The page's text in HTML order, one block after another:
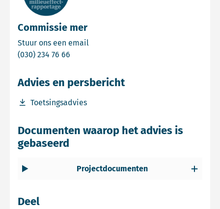
Commissie mer
Stuur ons een email
(030) 234 76 66
Advies en persbericht
Toetsingsadvies
Download bestand Toetsingsadvies
Documenten waarop het advies is
gebaseerd
Projectdocumenten
Deel